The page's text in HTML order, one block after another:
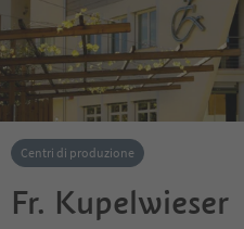
Centri di produzione
Fr. Kupelwieser